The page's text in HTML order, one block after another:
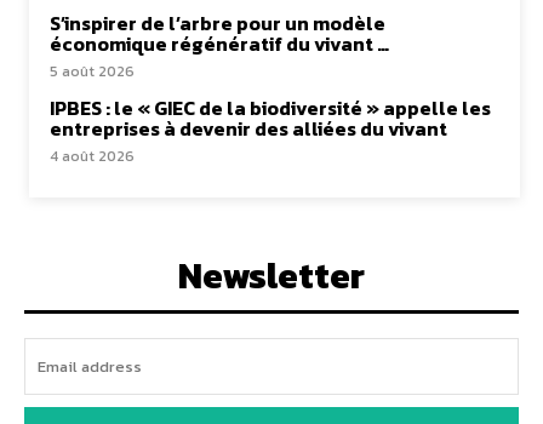
S’inspirer de l’arbre pour un modèle
économique régénératif du vivant …
5 août 2026
IPBES : le « GIEC de la biodiversité » appelle les
entreprises à devenir des alliées du vivant
4 août 2026
Newsletter